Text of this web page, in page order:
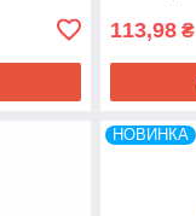
113,98 ₴
НОВИНКА